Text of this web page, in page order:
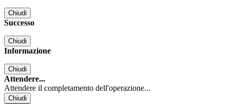
Chiudi
Successo
Chiudi
Informazione
Chiudi
Attendere...
Attendere il completamento dell'operazione...
Chiudi